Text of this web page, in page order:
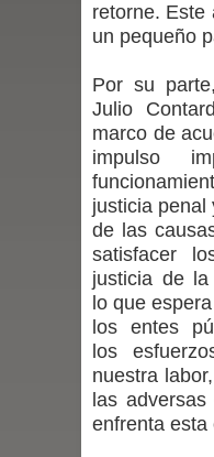
Ballet:
llegará
en una
el Día
GORE
retorne. Este
un pequeño
Por su
Julio
marco de
impulso
justicia penal
de las
satisfacer
justicia de
lo que
los entes
los
nuestra
las
enfrenta esta